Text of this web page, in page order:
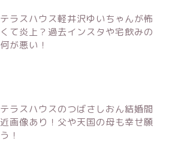
テラスハウス軽井沢ゆいちゃんが怖
くて炎上？過去インスタや宅飲みの
何が悪い！
テラスハウスのつばさしおん結婚間
近画像あり！父や天国の母も幸せ願
う！